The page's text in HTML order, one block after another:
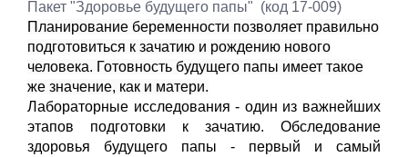
Пакет "Здоровье будущего папы" (код 17-009)
Планирование беременности позволяет правильно
подготовиться к зачатию и рождению нового
человека. Готовность будущего папы имеет такое
же значение, как и матери.
Лабораторные исследования - один из важнейших
этапов подготовки к зачатию. Обследование
здоровья будущего папы - первый и самый